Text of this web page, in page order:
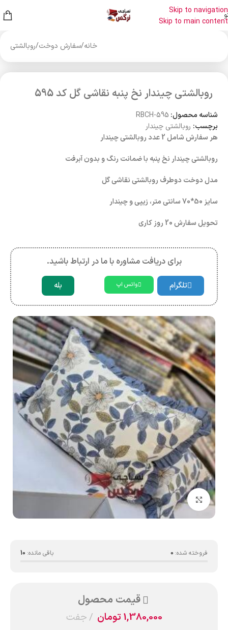
Skip to navigation
Skip to main content
خانه/سفارش دوخت/روبالشتی
روبالشتی چیندار نخ پنبه نقاشی گل کد 595
شناسه محصول: RBCH-595
برچسب: روبالشتی چیندار
هر سفارش شامل 2 عدد روبالشتی چیندار
روبالشتی چیندار نخ پنبه با ضمانت رنگ و بدون آبرفت
مدل دوخت دوطرف روبالشتی نقاشی گل
سایز 50*70 سانتی متر، زیپی و چیندار
تحویل سفارش 20 روز کاری
برای دریافت مشاوره با ما در ارتباط باشید.
تلگرام واتس اپ بله
بزرگنمایی تصویر
فروخته شده: 0 باقی مانده: 10
قیمت محصول
1,380,000تومان جفت